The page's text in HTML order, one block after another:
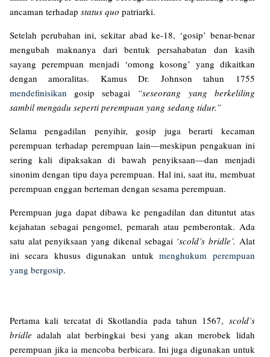
ancaman terhadap status quo patriarki.
Setelah perubahan ini, sekitar abad ke-18, ‘gosip’ benar-benar
mengubah maknanya dari bentuk persahabatan dan kasih
sayang perempuan menjadi ‘omong kosong’ yang dikaitkan
dengan amoralitas. Kamus Dr. Johnson tahun 1755
mendefinisikan gosip sebagai “seseorang yang berkeliling
sambil mengadu seperti perempuan yang sedang tidur.”
Selama pengadilan penyihir, gosip juga berarti kecaman
perempuan terhadap perempuan lain—meskipun pengakuan ini
sering kali dipaksakan di bawah penyiksaan—dan menjadi
sinonim dengan tipu daya perempuan. Hal ini, saat itu, membuat
perempuan enggan berteman dengan sesama perempuan.
Perempuan juga dapat dibawa ke pengadilan dan dituntut atas
kejahatan sebagai pengomel, pemarah atau pemberontak. Ada
satu alat penyiksaan yang dikenal sebagai ‘scold’s bridle’. Alat
ini secara khusus digunakan untukmenghukum perempuan
yang bergosip.
Pertama kali tercatat di Skotlandia pada tahun 1567, scold’s
bridleadalah alat berbingkai besi yang akan merobek lidah
perempuan jika ia mencoba berbicara. Ini juga digunakan untuk